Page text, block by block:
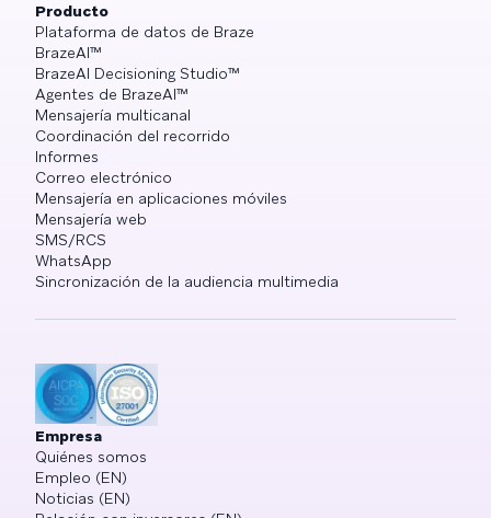
Producto
Plataforma de datos de Braze
BrazeAI™
BrazeAI Decisioning Studio™
Agentes de BrazeAI™
Mensajería multicanal
Coordinación del recorrido
Informes
Correo electrónico
Mensajería en aplicaciones móviles
Mensajería web
SMS/RCS
WhatsApp
Sincronización de la audiencia multimedia
Empresa
Quiénes somos
Empleo (EN)
Noticias (EN)